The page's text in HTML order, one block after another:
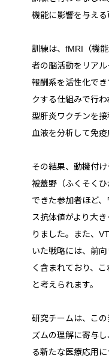
機能に影響を与える
訓練は、fMRI（機
者の脳活動をリア
報酬系を活性化で
クする仕組みで行
型肝炎ワクチンを
血液を分析して免疫
その結果、動機付
被蓋野（ふくそく
できた参加者ほど
ス抗体値がより大
りました。また、
いた戦略には、前
く含まれており、
と考えられます。
研究チームは、こ
ズムの理解に寄与
る新たな医療応用